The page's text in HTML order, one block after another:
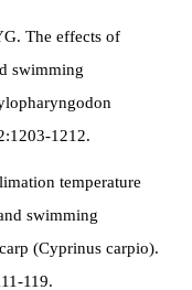
The effects of
swimming
1212.
temperature
swimming
(Cyprinus carpio).
119.